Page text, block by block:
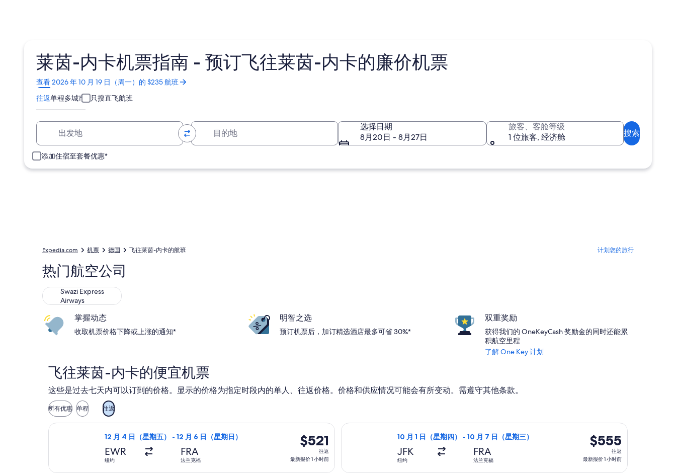
莱茵-内卡机票指南 - 预订飞往莱茵-内卡的廉价机票
查看 2026 年 10 月 19 日（周一）的 $235 航班
在
新
窗
口
打
往返单程多城市 只搜直飞航班
选择日期
8月20日 - 8月27日
旅客、客舱等级
1 位旅客, 经济舱
搜索
添加住宿至套餐优惠*
Expedia.com 机票 德国 飞往莱茵-内卡的航班 计划您的旅行
热门航空公司
Swazi Express
Airways
掌握动态
收取机票价格下降或上涨的通知*
明智之选
预订机票后，加订精选酒店最多可省 30%*
双重奖励
获得我们的 OneKeyCash 奖励金的同时还能累
积航空里程
了解 One Key 计划
飞往莱茵-内卡的便宜机票
这些是过去七天内可以订到的价格。显示的价格为指定时段内的单人、往返价格。价格和供应情况可能会有所变动。需遵守其他条款。
所有优惠 单程 往返
12 月 4 日（星期五） - 12 月 6 日（星期日）
EWR
纽约
FRA
法兰克福
$521
往
返,
$521
往返
最新报价 1 小时前
选择TAP 葡萄牙航空航班，12 月 4 日（星期五）从纽约前往法兰克福，12 月 6 日（星期日）返回，价格为 $521，最新报价 1 小时前
10 月 1 日（星期四） - 10 月 7 日（星期三）
JFK
纽约
FRA
法兰克福
$555
往
返,
$555
往返
最新报价 1 小时前
选择冰岛航空航班，10 月 1 日（星期四）从纽约前往法兰克福，10 月 7 日（星